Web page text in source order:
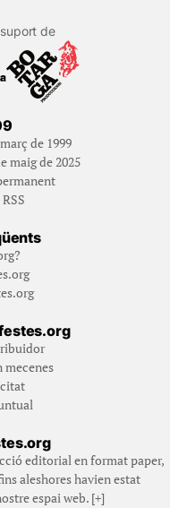
de
de 1999
maig de 2025
mecenes
editorial en format paper,
aleshores havien estat
espai web. [+]